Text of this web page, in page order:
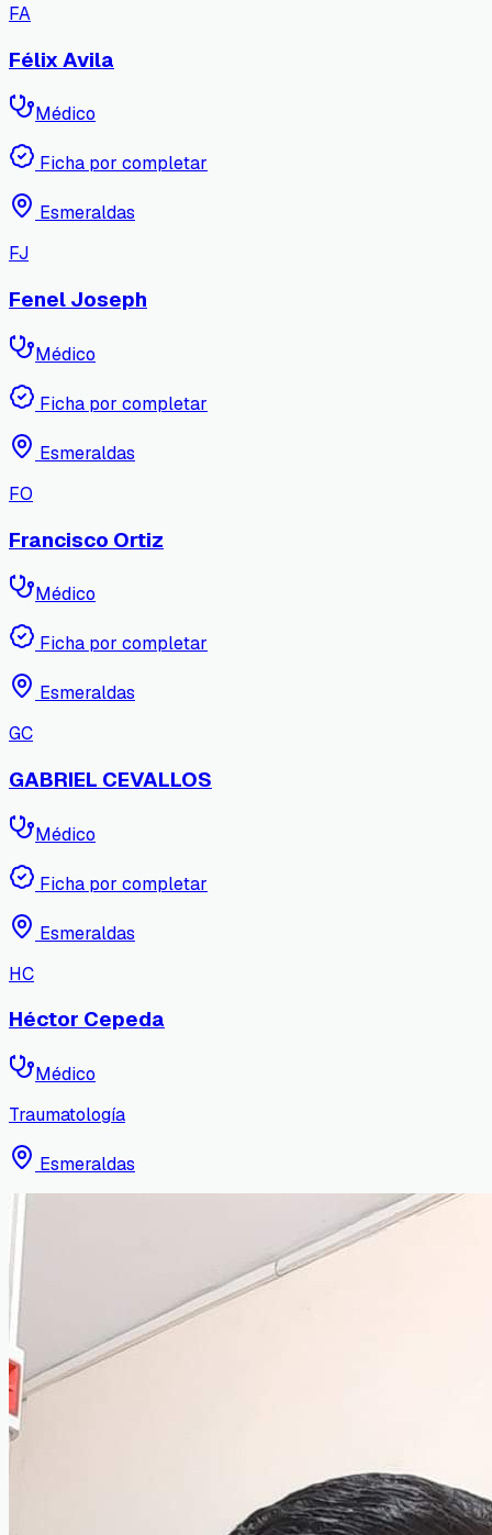
FA
Félix Avila
Médico
Ficha por completar
Esmeraldas
FJ
Fenel Joseph
Médico
Ficha por completar
Esmeraldas
FO
Francisco Ortiz
Médico
Ficha por completar
Esmeraldas
GC
GABRIEL CEVALLOS
Médico
Ficha por completar
Esmeraldas
HC
Héctor Cepeda
Médico
Traumatología
Esmeraldas